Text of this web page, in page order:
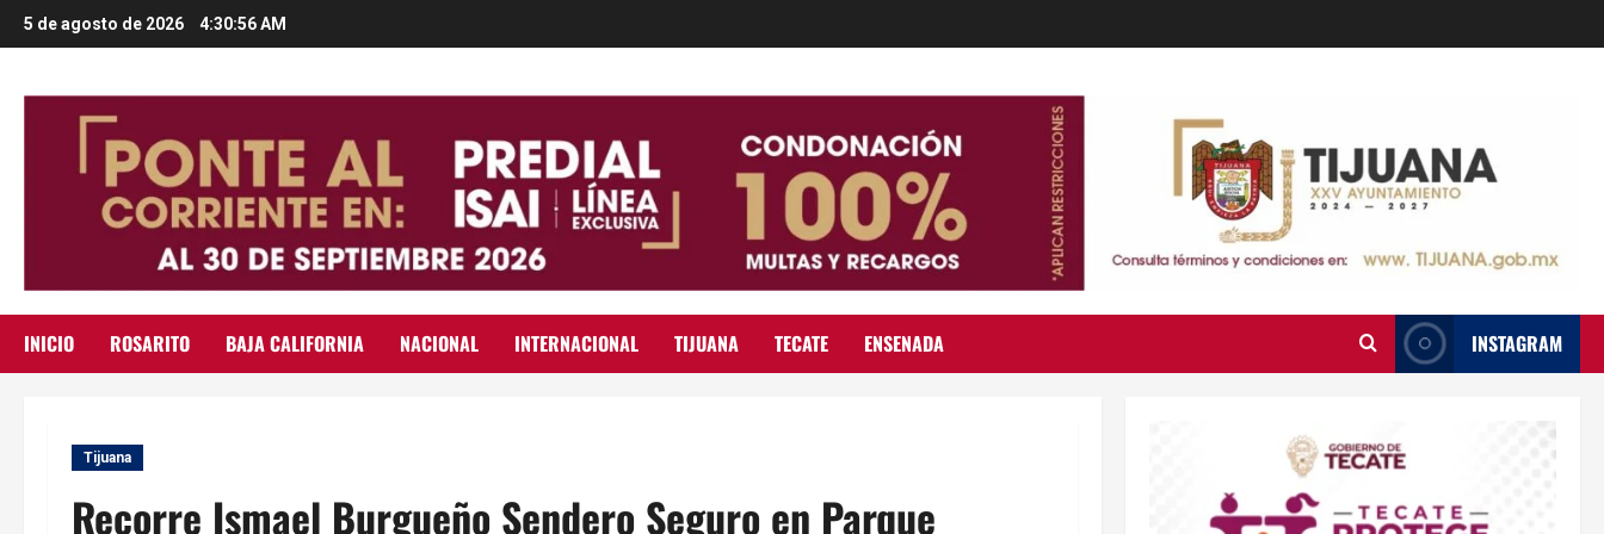
Saltar
al
5 de agosto de 2026 4:30:57 AM
INICIO ROSARITO BAJA CALIFORNIA NACIONAL INTERNACIONAL TIJUANA TECATE ENSENADA INSTAGRAM
Tijuana
Recorre Ismael Burgueño Sendero Seguro en Parque